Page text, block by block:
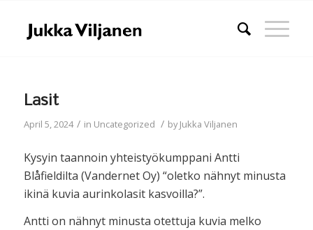
Lasit
April 5, 2024 / in Uncategorized / byJukka Viljanen
Kysyin taannoin yhteistyökumppani Antti
Blåfieldilta (Vandernet Oy) “oletko nähnyt minusta
ikinä kuvia aurinkolasit kasvoilla?”.
Antti on nähnyt minusta otettuja kuvia melko